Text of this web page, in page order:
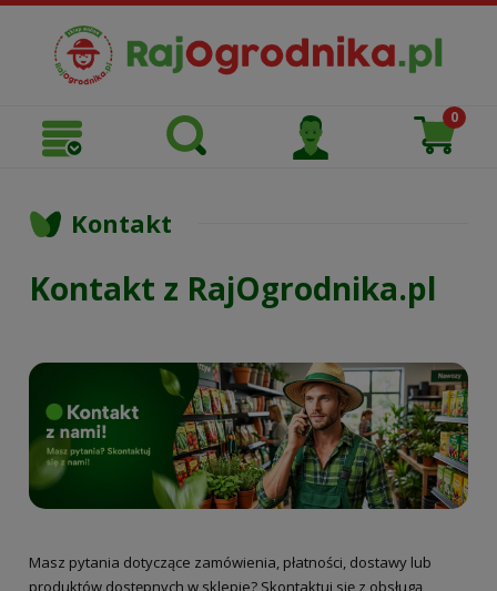
Kontakt
Kontakt z RajOgrodnika.pl
Masz pytania dotyczące zamówienia, płatności, dostawy lub
produktów dostępnych w sklepie? Skontaktuj się z obsługą